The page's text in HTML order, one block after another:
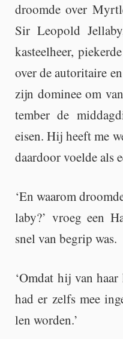
droom­de over
Sir Le­o­pold
kas­teel­heer,
over de au­to­ri­tai­re
zijn do­mi­nee om
tem­ber de
eisen. Hij heeft me
daar­door voel­de als
‘En waar­om
la­by?’ vroeg een
snel van be­grip was.
‘Omdat hij van
had er zelfs mee
len wor­den.’